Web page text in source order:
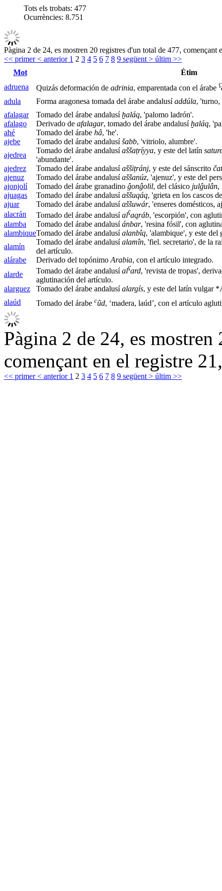
Tots els trobats: 477
Ocurrències: 8.751
Pàgina 2 de 24, es mostren 20 registres d'un total de 477, començant
<< primer< anterior 1 2 3 4 5 6 7 8 9 següent > últim >>
Mot
Ètim
adruena
Quizás deformación de adrinia, emparentada con el árabe ʕ
adula
Forma aragonesa tomada del árabe andalusíaddúla, 'turno,
afalagar
Tomado del árabe andalusíḫaláq, 'palomo ladrón'.
afalago
Derivado de afalagar, tomado del árabe andalusíḫaláq,
ahé
Tomado del árabe hâ, 'he'.
ajebe
Tomado del árabe andalusíšabb, 'vitriolo, alumbre'.
ajedrea
Tomado del árabe andalusíaššaṭríyya, y este del latín
'abundante'.
ajedrez
Tomado del árabe andalusíaššiṭránj, y este del sánscrito
ajenuz
Tomado del árabe andalusíaššanúz, 'ajenuz', y este del
ajonjolí
Tomado del árabe granadino ĝonĝolil, del clásico julĝulân,
ajuagas
Tomado del árabe andalusíaššuqáq, 'grieta en los cascos
ajuar
Tomado del árabe andalusíaššuwár, 'enseres domésticos,
alacrán
Tomado del árabe andalusíalʕaqráb, 'escorpión', con
alamba
Tomado del árabe andalusíánbar, 'resina fósil', con
alambiqueTomado del árabe andalusíalanbîq, 'alambique', y este del
alamín
Tomado del árabe andalusíalamîn, 'fiel. secretario', de la
del artículo.
alárabe
Derivado del topónimo Arabia, con el artículo integrado.
alarde
Tomado del árabe andalusíalʕard, 'revista de tropas',
aglutinación del artículo.
alarguez
Tomado del árabe andalusíalargís, y este del latín vulgar
alaúd
Tomado del árabe cûd, ‘madera, laúd’, con el artículo
Pàgina 2 de 24, es
començant en el registre
<< primer< anterior 1 2 3 4 5 6 7 8 9 següent > últim >>